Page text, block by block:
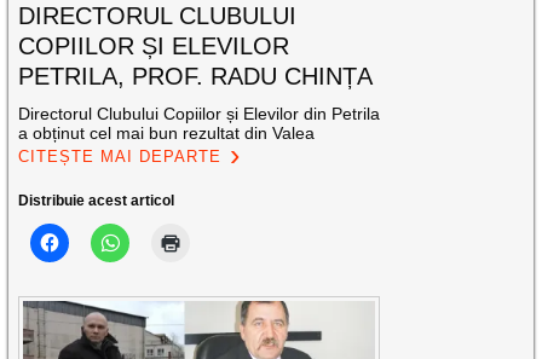
DIRECTORUL CLUBULUI
COPIILOR ȘI ELEVILOR
PETRILA, PROF. RADU CHINȚA
Directorul Clubului Copiilor și Elevilor din Petrila
a obținut cel mai bun rezultat din Valea
CITEȘTE MAI DEPARTE
Distribuie acest articol